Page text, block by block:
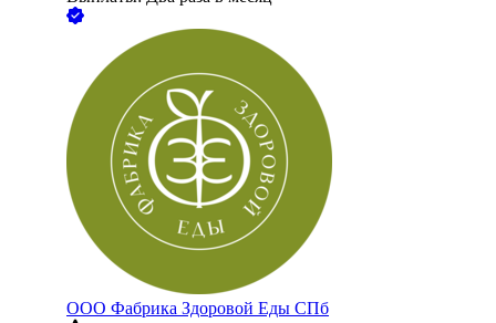
ООО Фабрика Здоровой Еды СПб